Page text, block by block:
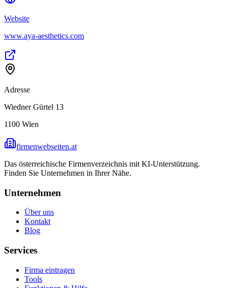
Website
www.aya-aesthetics.com
Adresse
Wiedner Gürtel 13
1100 Wien
firmenwebseiten.at
Das österreichische Firmenverzeichnis mit KI-Unterstützung.
Finden Sie Unternehmen in Ihrer Nähe.
Unternehmen
Über uns
Kontakt
Blog
Services
Firma eintragen
Tools